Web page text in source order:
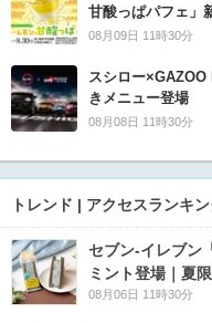
甘酸っぱパフェ」
08月09日 11時30分
スシロー
きメニュー登場
08月08日 11時30分
トレンド | アクセスランキ
セブン‐イレブン
ミント登場｜夏
08月06日 11時30分